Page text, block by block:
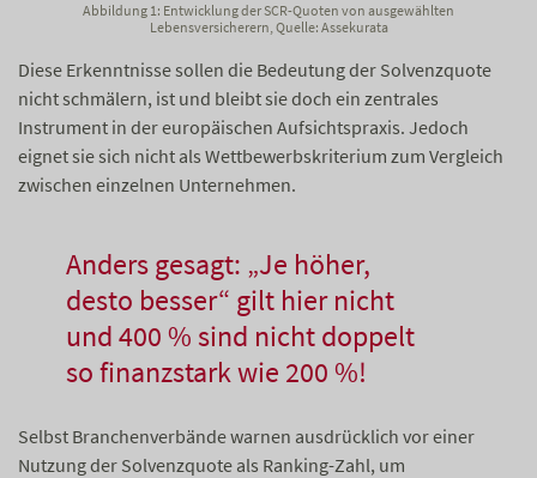
Abbildung 1: Entwicklung der SCR-Quoten von ausgewählten
Lebensversicherern, Quelle: Assekurata
Diese Erkenntnisse sollen die Bedeutung der Solvenzquote
nicht schmälern, ist und bleibt sie doch ein zentrales
Instrument in der europäischen Aufsichtspraxis. Jedoch
eignet sie sich nicht als Wettbewerbskriterium zum Vergleich
zwischen einzelnen Unternehmen.
Anders gesagt: „Je höher,
desto besser“ gilt hier nicht
und 400 % sind nicht doppelt
so finanzstark wie 200 %!
Selbst Branchenverbände warnen ausdrücklich vor einer
Nutzung der Solvenzquote als Ranking-Zahl, um